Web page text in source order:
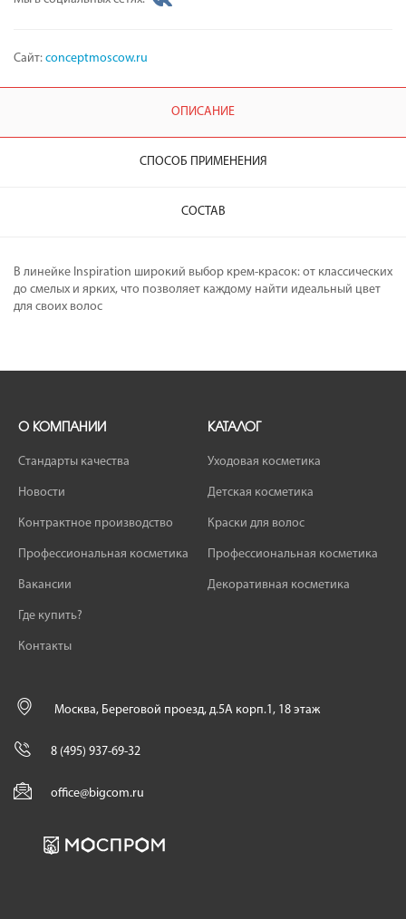
Сайт: conceptmoscow.ru
ОПИСАНИЕ
СПОСОБ ПРИМЕНЕНИЯ
СОСТАВ
В линейке Inspiration широкий выбор крем-красок: от классических
до смелых и ярких, что позволяет каждому найти идеальный цвет
для своих волос
О КОМПАНИИ
Стандарты качества
Новости
Контрактное производство
Профессиональная косметика
Вакансии
Где купить?
Контакты
КАТАЛОГ
Уходовая косметика
Детская косметика
Краски для волос
Профессиональная косметика
Декоративная косметика
Москва, Береговой проезд, д.5А корп.1, 18 этаж
8 (495) 937-69-32
office@bigcom.ru